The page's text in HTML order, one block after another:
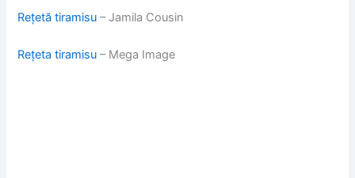
Rețetă tiramisu – Jamila Cousin
Rețeta tiramisu – Mega Image